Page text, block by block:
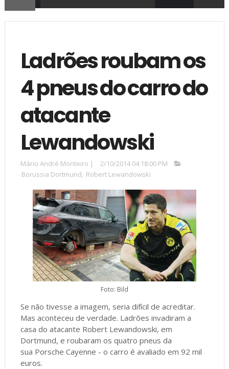
Ladrões roubam os
4 pneus do carro do
atacante
Lewandowski
Mário André Monteiro |
2/10/2014 04:18:00 PM
Borussia Dortmund, Robert Lewandowski
Foto: Bild
Se não tivesse a imagem, seria difícil de acreditar.
Mas aconteceu de verdade. Ladrões invadiram a
casa do atacante Robert Lewandowski, em
Dortmund, e roubaram os quatro pneus da
sua Porsche Cayenne - o carro é avaliado em 92 mil
euros.